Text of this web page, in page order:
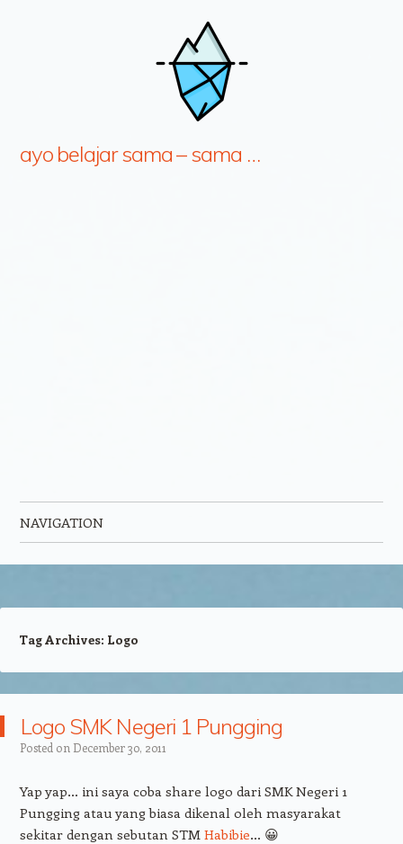
ayo belajar sama – sama …
NAVIGATION
Tag Archives: Logo
Logo SMK Negeri 1 Pungging
Posted on December 30, 2011
Yap yap… ini saya coba share logo dari SMK Negeri 1
Pungging atau yang biasa dikenal oleh masyarakat
sekitar dengan sebutan STM Habibie… 😀